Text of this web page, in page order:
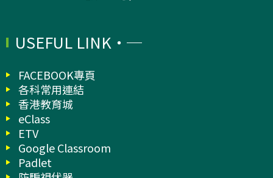
USEFUL LINK
FACEBOOK專頁
各科常用連結
香港教育城
eClass
ETV
Google Classroom
Padlet